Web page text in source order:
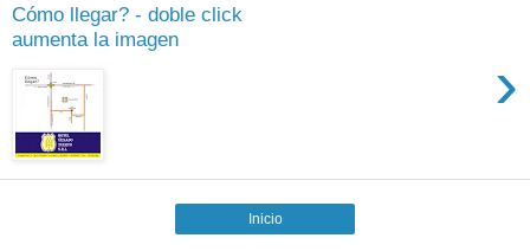
Cómo llegar? - doble click
aumenta la imagen
›
Inicio